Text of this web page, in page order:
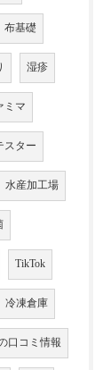
布基礎
湿疹
ミマ
スター
水産加工場
TikTok
冷凍倉庫
口コミ情報